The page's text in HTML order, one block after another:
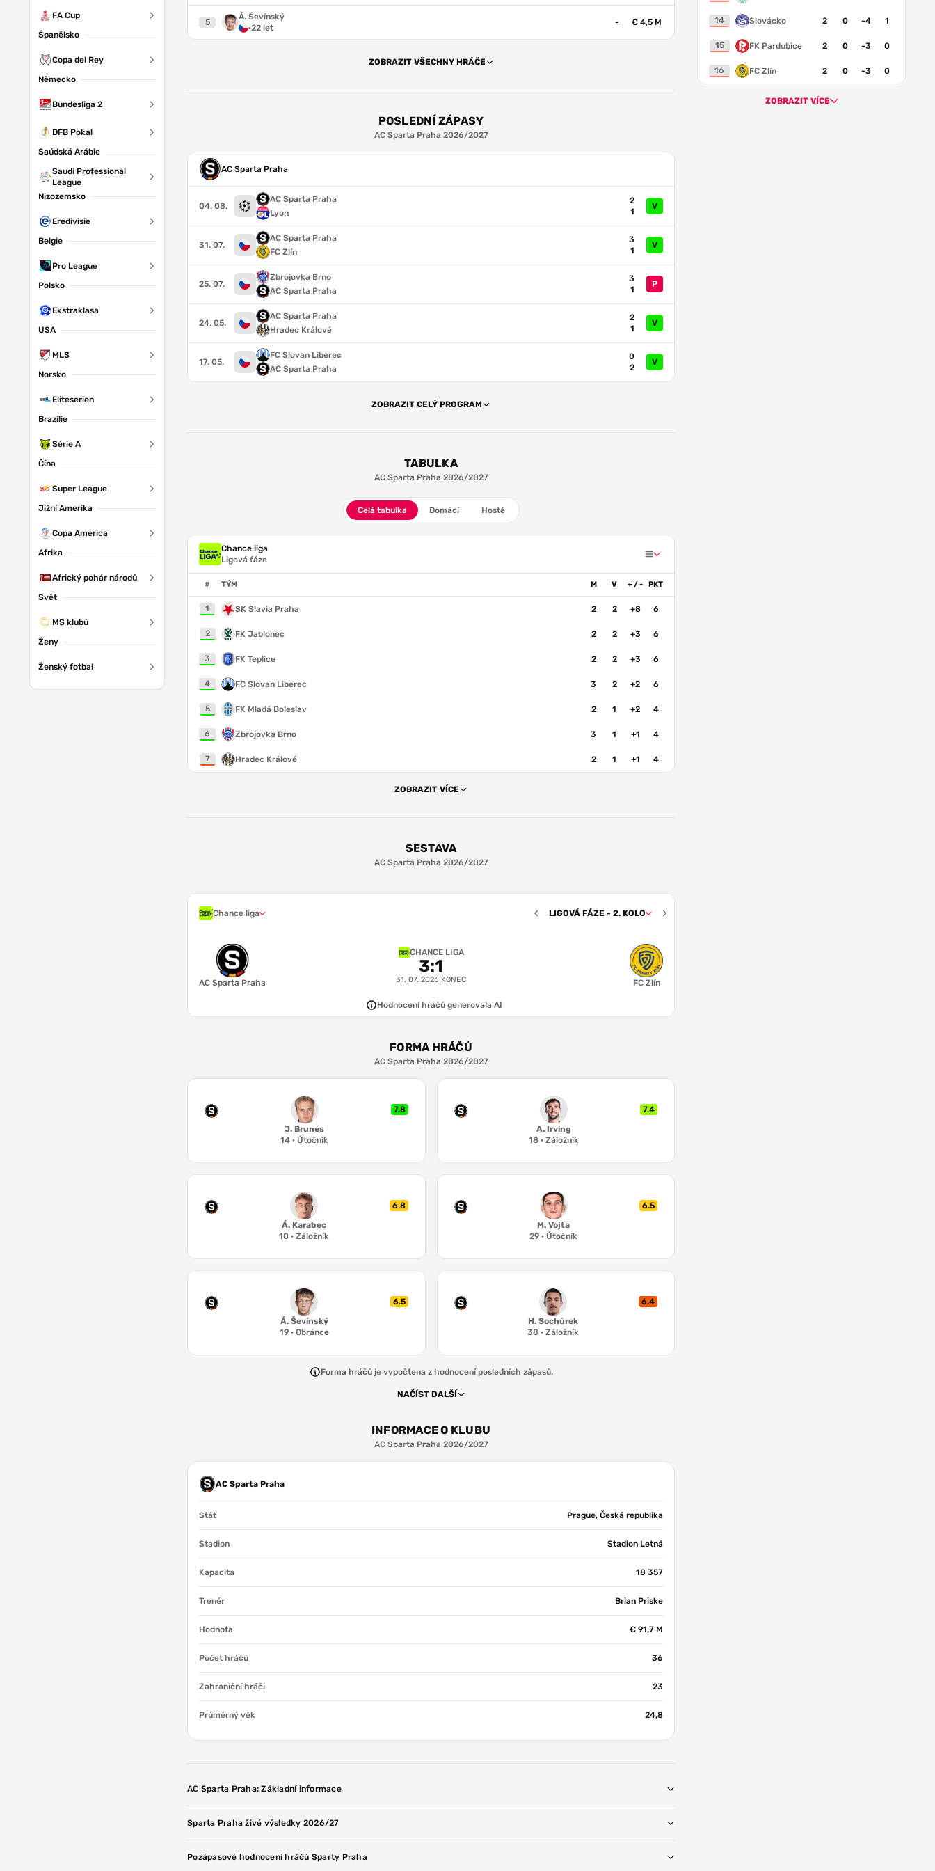
FA Cup
Španělsko
Copa del Rey
Německo
Bundesliga 2
DFB Pokal
Saúdská Arábie
Saudi Professional
League
Nizozemsko
Eredivisie
Belgie
Pro League
Polsko
Ekstraklasa
USA
MLS
Norsko
Eliteserien
Brazílie
Série A
Čína
Super League
Jižní Amerika
Copa America
Afrika
Africký pohár národů
Svět
MS klubů
Ženy
Ženský fotbal
5
Á. Ševínský
·22 let
- € 4,5 M
ZOBRAZIT VŠECHNY HRÁČE
POSLEDNÍ ZÁPASY
AC Sparta Praha 2026/2027
AC Sparta Praha
04. 08.
AC Sparta Praha
Lyon
2
1
V
31. 07.
AC Sparta Praha
FC Zlín
3
1
V
25. 07.
Zbrojovka Brno
AC Sparta Praha
3
1
P
24. 05.
AC Sparta Praha
Hradec Králové
2
1
V
17. 05.
FC Slovan Liberec
AC Sparta Praha
0
2
V
ZOBRAZIT CELÝ PROGRAM
TABULKA
AC Sparta Praha 2026/2027
Celá tabulka Domácí Hosté
Chance liga
Ligová fáze
# TÝM M V + / - PKT
1 SK Slavia Praha 2 2 +8 6
2 FK Jablonec 2 2 +3 6
3 FK Teplice 2 2 +3 6
4 FC Slovan Liberec 3 2 +2 6
5 FK Mladá Boleslav 2 1 +2 4
6 Zbrojovka Brno 3 1 +1 4
7 Hradec Králové 2 1 +1 4
ZOBRAZIT VÍCE
SESTAVA
AC Sparta Praha 2026/2027
Chance liga LIGOVÁ FÁZE - 2. KOLO
AC Sparta Praha
CHANCE LIGA
3:1
31. 07. 2026 KONEC FC Zlín
1-4-2-3-1
6.8
8.2
A. Irving
6.6
H. Sochůrek
7.3
Á. Karabec
Hodnocení hráčů generovala AI
FORMA HRÁČŮ
AC Sparta Praha 2026/2027
J. Brunes
14 · Útočník
7.8
A. Irving
18 · Záložník
7.4
Á. Karabec
10 · Záložník
6.8
M. Vojta
29 · Útočník
6.5
Á. Ševínský
19 · Obránce
6.5
H. Sochůrek
38 · Záložník
6.4
Forma hráčů je vypočtena z hodnocení posledních zápasů.
NAČÍST DALŠÍ
INFORMACE O KLUBU
AC Sparta Praha 2026/2027
AC Sparta Praha
Stát Prague, Česká republika
Stadion Stadion Letná
Kapacita 18 357
Trenér Brian Priske
Hodnota € 91,7 M
Počet hráčů 36
Zahraniční hráči 23
Průměrný věk 24,8
AC Sparta Praha: Základní informace
Sparta Praha živé výsledky 2026/27
Pozápasové hodnocení hráčů Sparty Praha
14 Slovácko 2 0 -4 1
15 FK Pardubice 2 0 -3 0
16 FC Zlín 2 0 -3 0
ZOBRAZIT VÍCE